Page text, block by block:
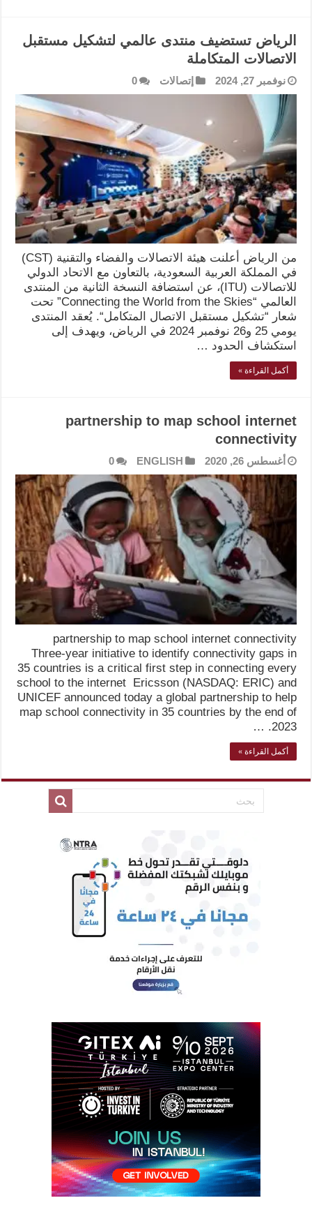
الرياض تستضيف منتدى عالمي لتشكيل مستقبل
الاتصالات المتكاملة
نوفمبر 27, 2024 إتصالات 0
من الرياض أعلنت هيئة الاتصالات والفضاء والتقنية (CST)
في المملكة العربية السعودية، بالتعاون مع الاتحاد الدولي
للاتصالات (ITU)، عن استضافة النسخة الثانية من المنتدى
العالمي “Connecting the World from the Skies” تحت
شعار “تشكيل مستقبل الاتصال المتكامل“. يُعقد المنتدى
يومي 25 و26 نوفمبر 2024 في الرياض، ويهدف إلى
استكشاف الحدود …
أكمل القراءة »
partnership to map school internet
connectivity
أغسطس 26, 2020 ENGLISH
0
partnership to map school internet connectivity
Three-year initiative to identify connectivity gaps in
35 countries is a critical first step in connecting every
school to the internet Ericsson (NASDAQ: ERIC) and
UNICEF announced today a global partnership to help
map school connectivity in 35 countries by the end of
2023. …
أكمل القراءة »